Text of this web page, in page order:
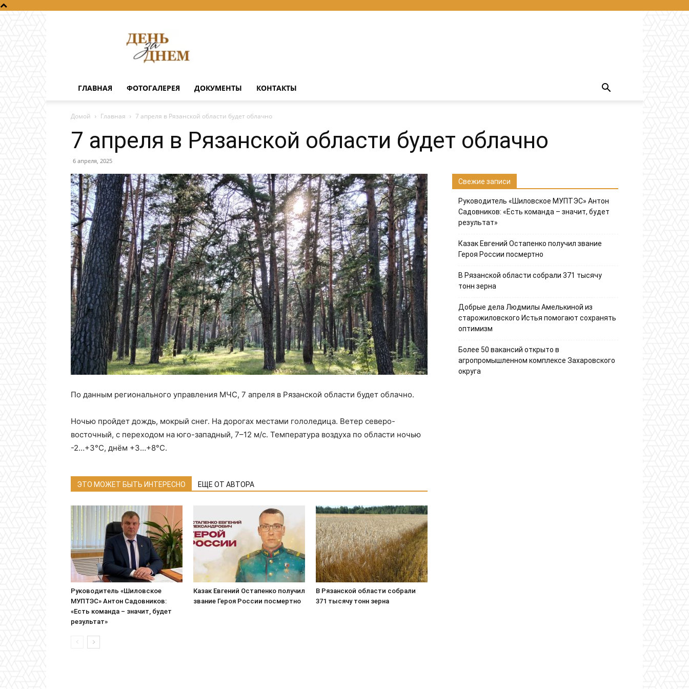
за
днем
ГЛАВНАЯ ФОТОГАЛЕРЕЯ ДОКУМЕНТЫ КОНТАКТЫ
Домой Главная 7 апреля в Рязанской области будет облачно
7 апреля в Рязанской области будет облачно
6 апреля, 2025
По данным регионального управления МЧС, 7 апреля в Рязанской области будет облачно.
Ночью пройдет дождь, мокрый снег. На дорогах местами гололедица. Ветер северо-
восточный, с переходом на юго-западный, 7–12 м/с. Температура воздуха по области ночью
-2…+3°С, днём +3…+8°С.
ЭТО МОЖЕТ БЫТЬ ИНТЕРЕСНО ЕЩЕ ОТ АВТОРА
Руководитель «Шиловское
МУПТЭС» Антон Садовников:
«Есть команда – значит, будет
результат»
Казак Евгений Остапенко получил
звание Героя России посмертно
В Рязанской области собрали
371 тысячу тонн зерна
Свежие записи
Руководитель «Шиловское МУПТЭС» Антон
Садовников: «Есть команда – значит, будет
результат»
Казак Евгений Остапенко получил звание
Героя России посмертно
В Рязанской области собрали 371 тысячу
тонн зерна
Добрые дела Людмилы Амелькиной из
старожиловского Истья помогают сохранять
оптимизм
Более 50 вакансий открыто в
агропромышленном комплексе Захаровского
округа